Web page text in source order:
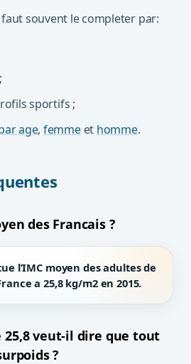
souvent le completer par:
;
sportifs ;
age, femmeet homme.
des Francais ?
l’IMC moyen des adultes de
a25,8 kg/m2en 2015.
25,8 veut-il dire que tout
?